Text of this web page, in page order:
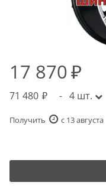
17 870
71 480 - 4 шт.
Получить c 13 августа